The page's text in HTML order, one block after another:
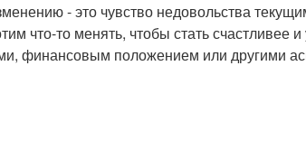
- это чувство недовольства
что-то менять, чтобы стать счастливее
финансовым положением или другими